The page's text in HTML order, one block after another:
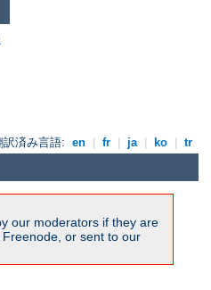
訳済み言語: en | fr | ja | ko | tr
our moderators if they are
or sent to our